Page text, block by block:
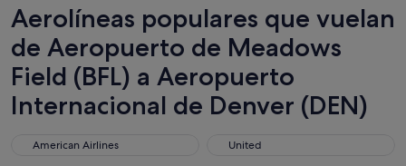
Aerolíneas populares que vuelan
de Aeropuerto de Meadows
Field (BFL) a Aeropuerto
Internacional de Denver (DEN)
American Airlines
American Airlines United
United